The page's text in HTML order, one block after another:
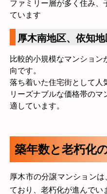
ファミリー層が多く住み、
ています
厚木南地区、依知
比較的小規模なマンション
向です。
落ち着いた住宅街として人
リーズナブルな価格帯のマ
適しています。
築年数と老朽化
厚木市の分譲マンション
ており、老朽化が進んでい